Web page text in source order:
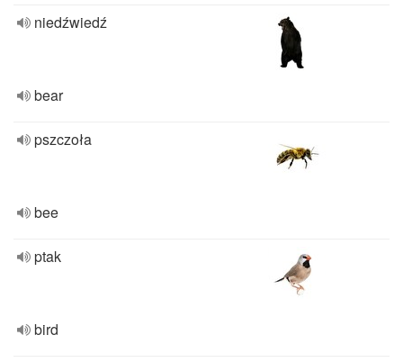
niedźwiedź
bear
pszczoła
bee
ptak
bird